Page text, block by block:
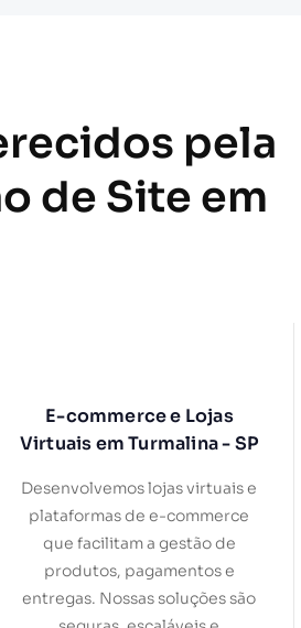
pela
de Site em
E-commerce e Lojas
Virtuais em Turmalina - SP
Desenvolvemos lojas virtuais e
plataformas de e-commerce
que facilitam a gestão de
produtos, pagamentos e
entregas. Nossas soluções são